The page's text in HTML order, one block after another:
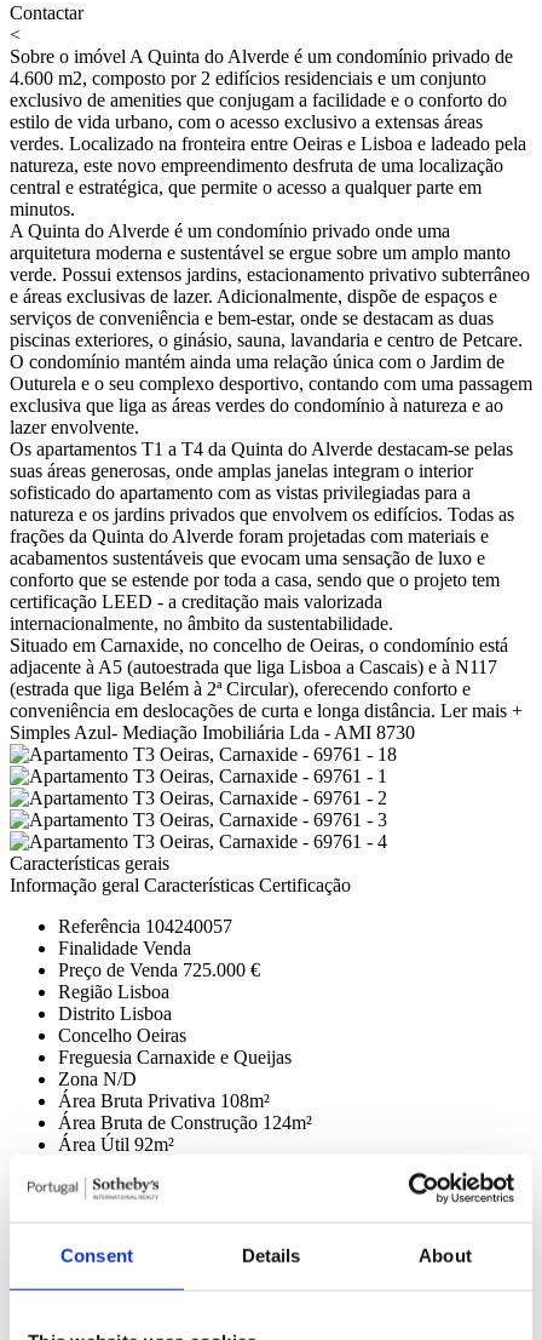
Consent Details About
Contactar
<
Sobre o imóvel A Quinta do Alverde é um condomínio privado de
4.600 m2, composto por 2 edifícios residenciais e um conjunto
exclusivo de amenities que conjugam a facilidade e o conforto do
estilo de vida urbano, com o acesso exclusivo a extensas áreas
verdes. Localizado na fronteira entre Oeiras e Lisboa e ladeado pela
natureza, este novo empreendimento desfruta de uma localização
central e estratégica, que permite o acesso a qualquer parte em
minutos.
A Quinta do Alverde é um condomínio privado onde uma
arquitetura moderna e sustentável se ergue sobre um amplo manto
verde. Possui extensos jardins, estacionamento privativo subterrâneo
e áreas exclusivas de lazer. Adicionalmente, dispõe de espaços e
serviços de conveniência e bem-estar, onde se destacam as duas
piscinas exteriores, o ginásio, sauna, lavandaria e centro de Petcare.
O condomínio mantém ainda uma relação única com o Jardim de
Outurela e o seu complexo desportivo, contando com uma passagem
exclusiva que liga as áreas verdes do condomínio à natureza e ao
lazer envolvente.
Os apartamentos T1 a T4 da Quinta do Alverde destacam-se pelas
suas áreas generosas, onde amplas janelas integram o interior
sofisticado do apartamento com as vistas privilegiadas para a
natureza e os jardins privados que envolvem os edifícios. Todas as
frações da Quinta do Alverde foram projetadas com materiais e
acabamentos sustentáveis que evocam uma sensação de luxo e
conforto que se estende por toda a casa, sendo que o projeto tem
certificação LEED - a creditação mais valorizada
internacionalmente, no âmbito da sustentabilidade.
Situado em Carnaxide, no concelho de Oeiras, o condomínio está
adjacente à A5 (autoestrada que liga Lisboa a Cascais) e à N117
(estrada que liga Belém à 2ª Circular), oferecendo conforto e
conveniência em deslocações de curta e longa distância. Ler mais +
Simples Azul- Mediação Imobiliária Lda - AMI 8730
Características gerais
Informação geral Características Certificação
Referência 104240057
Finalidade Venda
Preço de Venda 725.000 €
Região Lisboa
Distrito Lisboa
Concelho Oeiras
Freguesia Carnaxide e Queijas
Zona N/D
Área Bruta Privativa 108m²
Área Bruta de Construção 124m²
Área Útil 92m²
Estado Planta
Água Companhia;
ClimatizaçãoAr Condicionado (Completo);
fitness, Sauna);